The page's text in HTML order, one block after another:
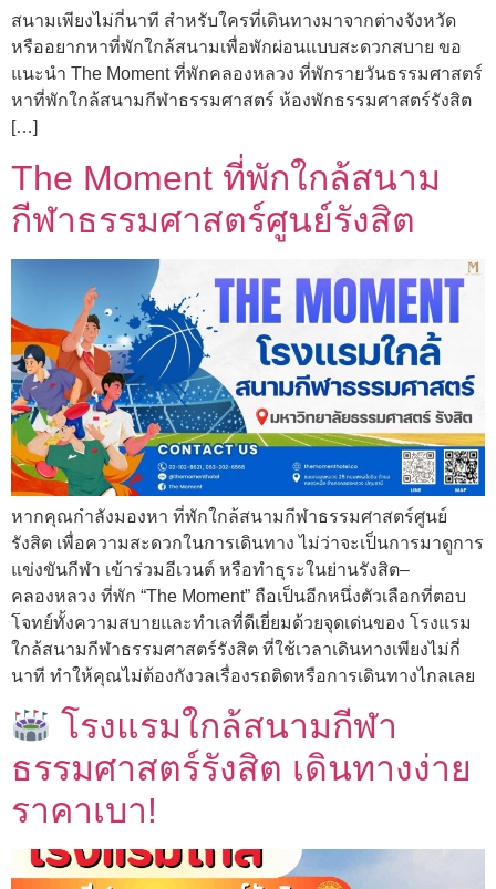
สนามเพียงไม่กี่นาที สำหรับใครที่เดินทางมาจากต่างจังหวัด
หรืออยากหาที่พักใกล้สนามเพื่อพักผ่อนแบบสะดวกสบาย ขอ
แนะนำ The Moment ที่พักคลองหลวง ที่พักรายวันธรรมศาสตร์
หาที่พักใกล้สนามกีฬาธรรมศาสตร์ ห้องพักธรรมศาสตร์รังสิต
[…]
The Moment ที่พักใกล้สนาม
กีฬาธรรมศาสตร์ศูนย์รังสิต
หากคุณกำลังมองหา ที่พักใกล้สนามกีฬาธรรมศาสตร์ศูนย์
รังสิต เพื่อความสะดวกในการเดินทาง ไม่ว่าจะเป็นการมาดูการ
แข่งขันกีฬา เข้าร่วมอีเวนต์ หรือทำธุระในย่านรังสิต–
คลองหลวง ที่พัก “The Moment” ถือเป็นอีกหนึ่งตัวเลือกที่ตอบ
โจทย์ทั้งความสบายและทำเลที่ดีเยี่ยมด้วยจุดเด่นของ โรงแรม
ใกล้สนามกีฬาธรรมศาสตร์รังสิต ที่ใช้เวลาเดินทางเพียงไม่กี่
นาที ทำให้คุณไม่ต้องกังวลเรื่องรถติดหรือการเดินทางไกลเลย
โรงแรมใกล้สนามกีฬา
ธรรมศาสตร์รังสิต เดินทางง่าย
ราคาเบา!